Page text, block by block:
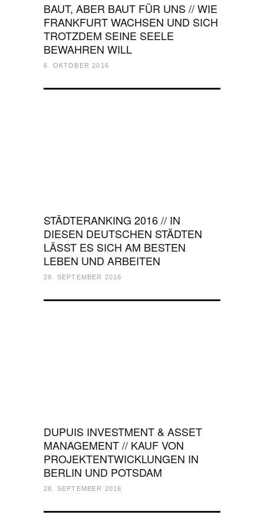
BAUT, ABER BAUT FÜR UNS // WIE
FRANKFURT WACHSEN UND SICH
TROTZDEM SEINE SEELE
BEWAHREN WILL
6. OKTOBER 2016
STÄDTERANKING 2016 // IN
DIESEN DEUTSCHEN STÄDTEN
LÄSST ES SICH AM BESTEN
LEBEN UND ARBEITEN
29. SEPTEMBER 2016
DUPUIS INVESTMENT & ASSET
MANAGEMENT // KAUF VON
PROJEKTENTWICKLUNGEN IN
BERLIN UND POTSDAM
28. SEPTEMBER 2016